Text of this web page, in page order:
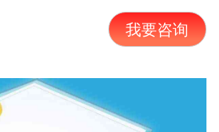
我要咨询